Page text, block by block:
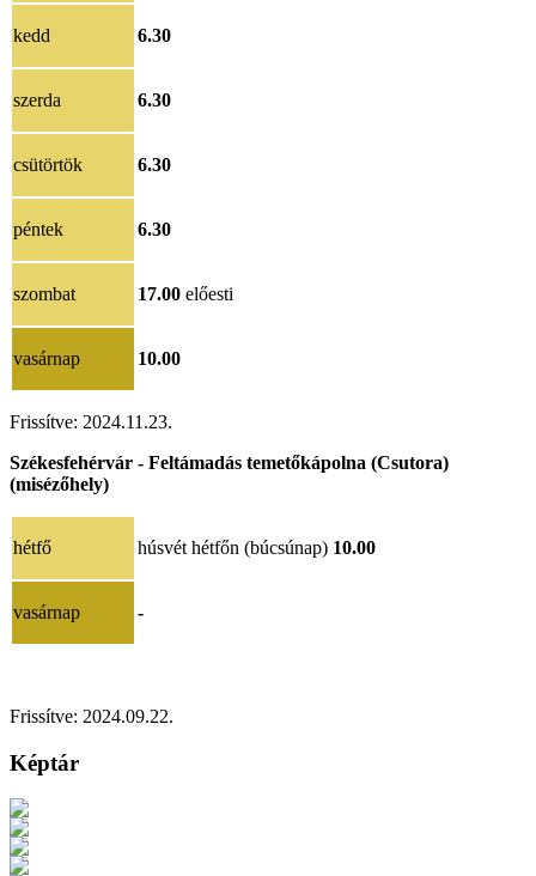
kedd 6.30
szerda 6.30
csütörtök 6.30
péntek 6.30
szombat 17.00 előesti
vasárnap 10.00
Frissítve: 2024.11.23.
Székesfehérvár - Feltámadás temetőkápolna (Csutora)
(misézőhely)
hétfő húsvét hétfőn (búcsúnap) 10.00
vasárnap -
Frissítve: 2024.09.22.
Képtár